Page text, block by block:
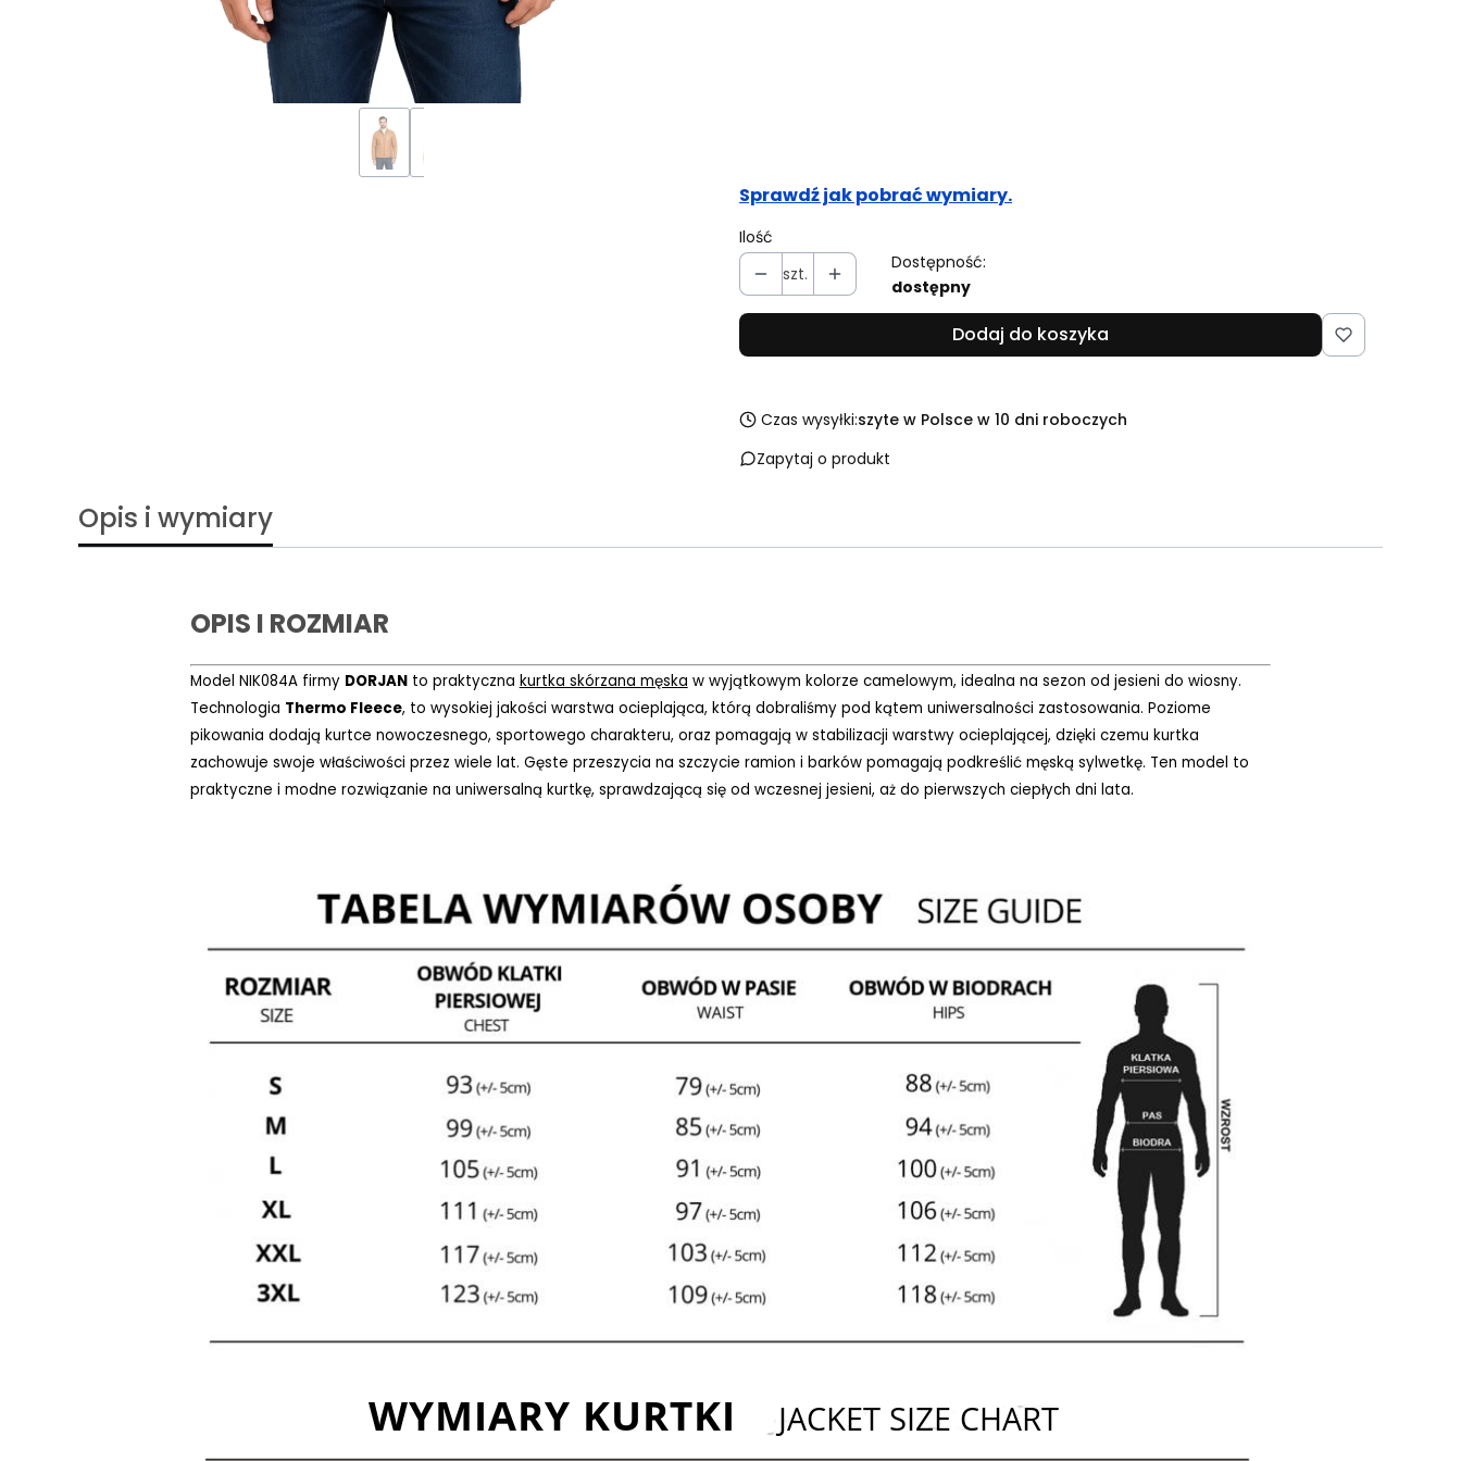
Sprawdź jak pobrać wymiary.
Ilość
szt.
Dostępność:
dostępny
Dodaj do koszyka
Czas wysyłki:szyte w Polsce w 10 dni roboczych
Zapytaj o produkt
Opis i wymiary
OPIS I ROZMIAR
Model NIK084A firmy DORJANto praktyczna kurtka skórzana męska w wyjątkowym kolorze camelowym, idealna na sezon od jesieni do wiosny.
Technologia Thermo Fleece, to wysokiej jakości warstwa ocieplająca, którą dobraliśmy pod kątem uniwersalności zastosowania. Poziome
pikowania dodają kurtce nowoczesnego, sportowego charakteru, oraz pomagają w stabilizacji warstwy ocieplającej, dzięki czemu kurtka
zachowuje swoje właściwości przez wiele lat. Gęste przeszycia na szczycie ramion i barków pomagają podkreślić męską sylwetkę. Ten model to
praktyczne i modne rozwiązanie na uniwersalną kurtkę, sprawdzającą się od wczesnej jesieni, aż do pierwszych ciepłych dni lata.